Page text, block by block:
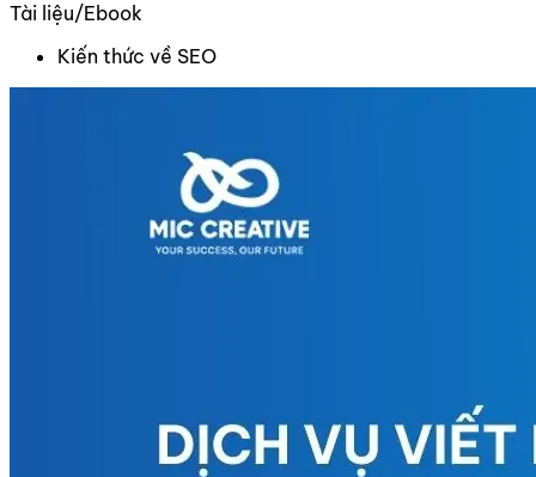
Tài liệu/Ebook
Kiến thức về SEO